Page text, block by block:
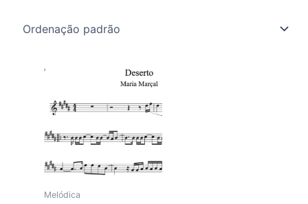
Melódica
produto
tem
variantes.
opções